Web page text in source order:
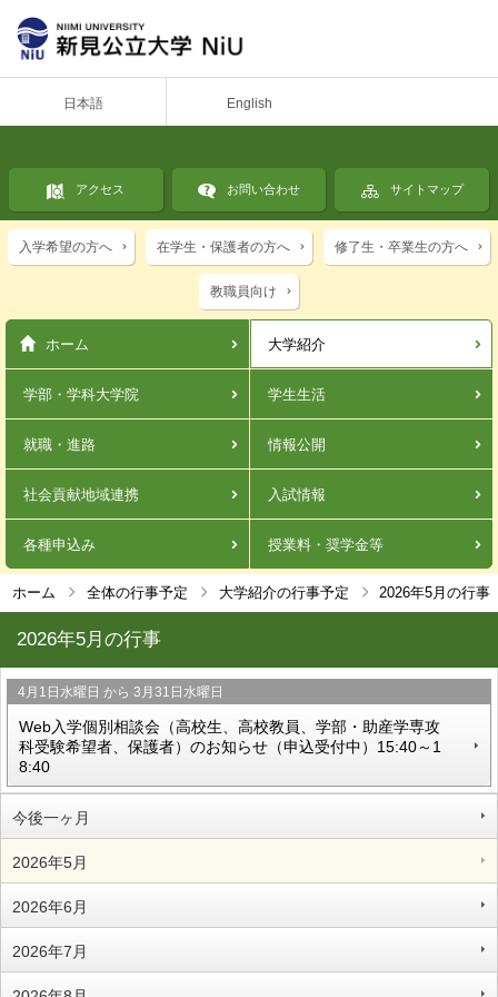
日本語 English
アクセス お問い合わせ サイトマップ
入学希望の方へ 在学生・保護者の方へ 修了生・卒業生の方へ
教職員向け
ホーム 大学紹介
学部・学科大学院 学生生活
就職・進路 情報公開
社会貢献地域連携 入試情報
各種申込み 授業料・奨学金等
ホーム 全体の行事予定 大学紹介の行事予定 2026年5月の行事
今後一ヶ月
2026年5月
2026年6月
2026年7月
2026年5月の行事
4月1日 水曜日 から 3月31日 水曜日
Web入学個別相談会（高校生、高校教員、学部・助産学専攻
科受験希望者、保護者）のお知らせ（申込受付中）15:40～1
8:40